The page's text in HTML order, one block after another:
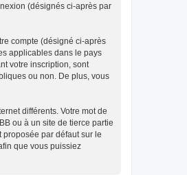
(désignés ci-après par
compte (désigné ci-après
applicables dans le pays
votre inscription, sont
ou non. De plus, vous
différents. Votre mot de
ou à un site de tierce partie
proposée par défaut sur le
que vous puissiez